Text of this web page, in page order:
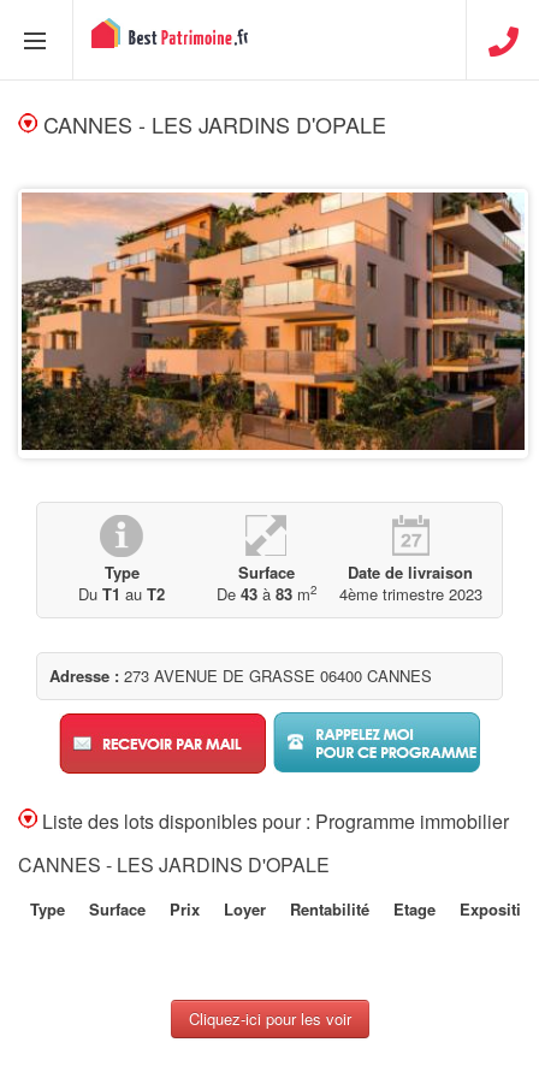
CANNES - LES JARDINS D'OPALE
Type
Du T1 au T2
Surface
De 43à 83m2
Date de livraison
4ème trimestre 2023
Adresse : 273 AVENUE DE GRASSE 06400 CANNES
Liste des lots disponibles pour : Programme immobilier
CANNES - LES JARDINS D'OPALE
Type Surface Prix Loyer Rentabilité Etage Exposition
Cliquez-ici pour les voir